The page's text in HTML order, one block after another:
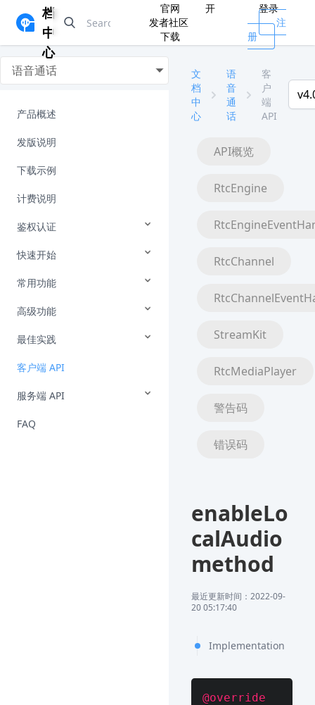
档
中
心
官网
开
发者社区
下载
登录
注
册
语音通话
产品概述
发版说明
下载示例
计费说明
鉴权认证
快速开始
常用功能
高级功能
最佳实践
客户端 API
服务端 API
FAQ
文
档
中
心
语
音
通
话
客
户
端
API
API概览
RtcEngine
RtcChannel
StreamKit
RtcMediaPlayer
警告码
错误码
enableLo
calAudio
method
最近更新时间：2022-09-
20 05:17:40
Implementation
@override